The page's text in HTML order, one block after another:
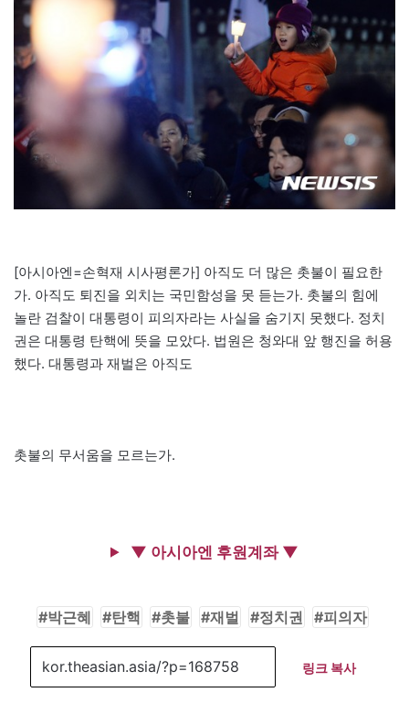
[아시아엔=손혁재 시사평론가] 아직도 더 많은 촛불이 필요한
가. 아직도 퇴진을 외치는 국민함성을 못 듣는가. 촛불의 힘에
놀란 검찰이 대통령이 피의자라는 사실을 숨기지 못했다. 정치
권은 대통령 탄핵에 뜻을 모았다. 법원은 청와대 앞 행진을 허용
했다. 대통령과 재벌은 아직도
촛불의 무서움을 모르는가.
▼ 아시아엔 후원계좌 ▼
박근혜 탄핵 촛불 재벌 정치권 피의자
링크 복사